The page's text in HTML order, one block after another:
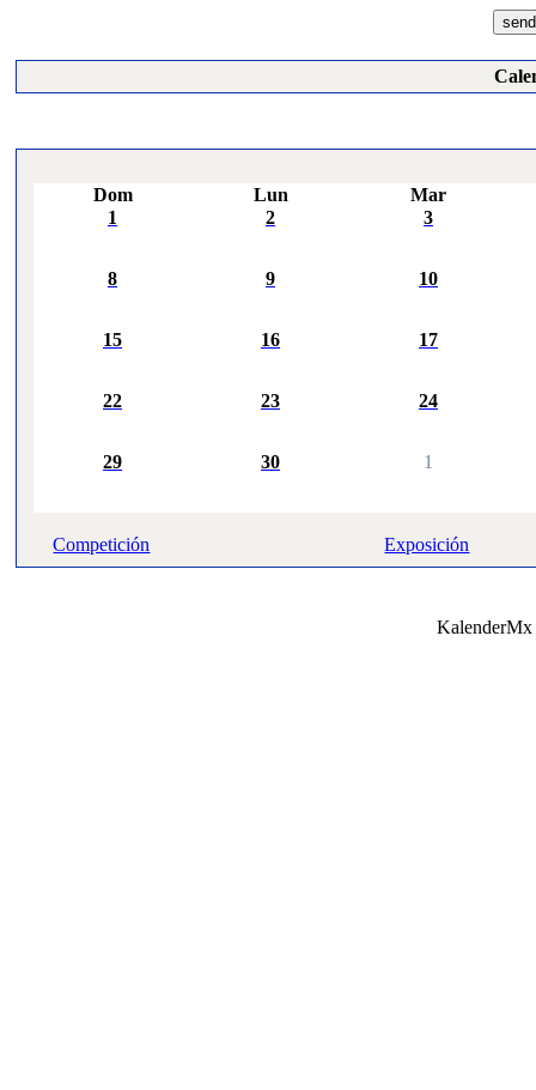
Dom Lun
Mar
1
2 3
8 9 10
15 16 17
22 23 24
29 30 1
Competición Exposición
KalenderMx